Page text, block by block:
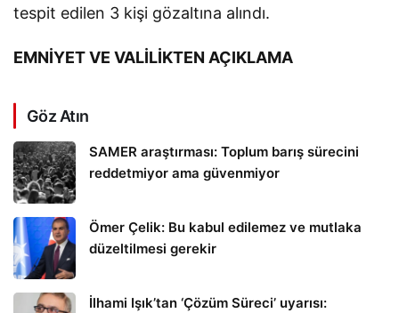
tespit edilen 3 kişi gözaltına alındı.
EMNİYET VE VALİLİKTEN AÇIKLAMA
Göz Atın
SAMER araştırması: Toplum barış sürecini
reddetmiyor ama güvenmiyor
Ömer Çelik: Bu kabul edilemez ve mutlaka
düzeltilmesi gerekir
İlhami Işık’tan ‘Çözüm Süreci’ uyarısı: